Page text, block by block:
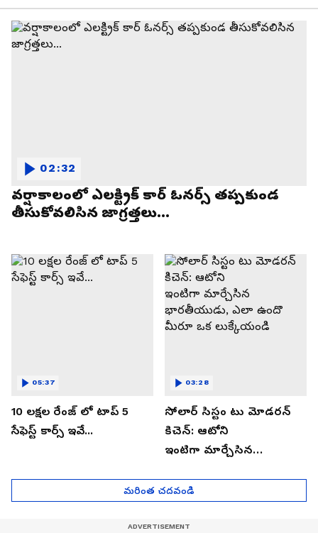
వర్షాకాలంలో ఎలక్ట్రిక్ కార్ ఓనర్స్ తప్పకుండ
తీసుకోవలిసిన జాగ్రత్తలు...
02:32
10 లక్షల రేంజ్ లో టాప్ 5
సేఫెస్ట్ కార్స్ ఇవే...
05:37
సోలార్ సిస్టం టు మోడరన్
కిచెన్: ఆటోని
ఇంటిగా మార్చేసిన
మీరూ ఒక లుక్కేయండి
03:28
మరింత చదవండి